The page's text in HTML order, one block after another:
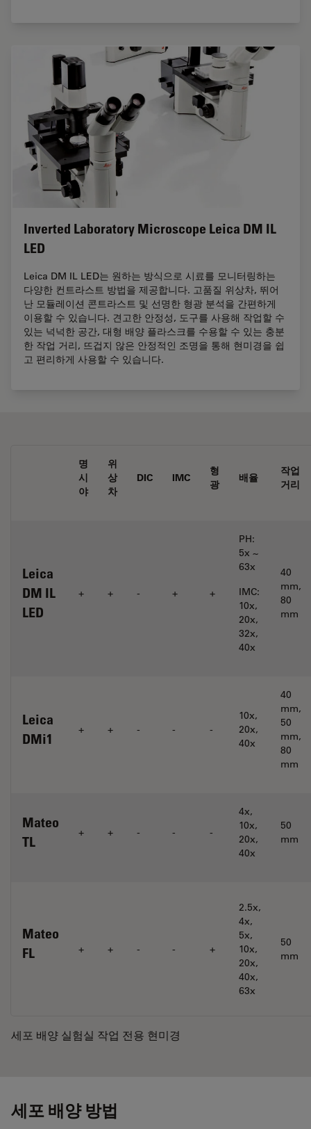
Inverted Laboratory Microscope Leica DM IL
LED
Leica DM IL LED는 원하는 방식으로 시료를 모니터링하는
다양한 컨트라스트 방법을 제공합니다. 고품질 위상차, 뛰어
난 모듈레이션 콘트라스트 및 선명한 형광 분석을 간편하게
이용할 수 있습니다. 견고한 안정성, 도구를 사용해 작업할 수
있는 넉넉한 공간, 대형 배양 플라스크를 수용할 수 있는 충분
한 작업 거리, 뜨겁지 않은 안정적인 조명을 통해 현미경을 쉽
고 편리하게 사용할 수 있습니다.
명
시
야
위
상
차
DIC IMC
형
광
배율
작업
거리
Leica
DM IL
LED
+ + - + +
PH:
5x ~
63x
IMC:
10x,
20x,
32x,
40x
40
mm,
80
mm
Leica
DMi1
+ + - - -
10x,
20x,
40x
40
mm,
50
mm,
80
mm
Mateo
TL
+ + - - -
4x,
10x,
20x,
40x
50
mm
Mateo
FL
+ + - - +
2.5x,
4x,
5x,
10x,
20x,
40x,
63x
50
mm
세포 배양 실험실 작업 전용 현미경
세포 배양 방법